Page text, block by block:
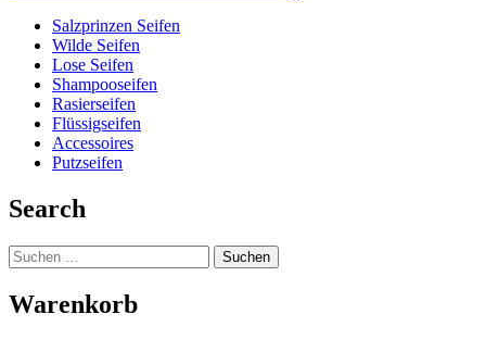
Salzprinzen Seifen
Wilde Seifen
Lose Seifen
Shampooseifen
Rasierseifen
Flüssigseifen
Accessoires
Putzseifen
Search
Suchen
nach:
Warenkorb